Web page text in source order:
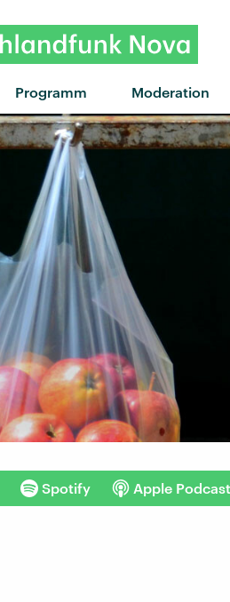
Programm Moderation
"Drop Dead" von Olivia
Spotify Apple